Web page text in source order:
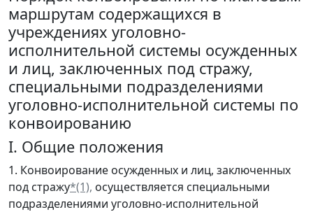
маршрутам содержащихся в
учреждениях уголовно-
исполнительной системы осужденных
и лиц, заключенных под стражу,
специальными подразделениями
уголовно-исполнительной системы по
конвоированию
I. Общие положения
1. Конвоирование осужденных и лиц, заключенных
под стражу*(1), осуществляется специальными
подразделениями уголовно-исполнительной